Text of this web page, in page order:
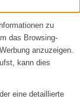
zu
das Browsing-
anzuzeigen.
kann dies
eine detaillierte